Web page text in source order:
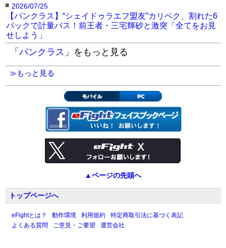
■ 2026/07/25
【パンクラス】“シェイドゥラエフ盟友”カリベク、割れた6
パックで計量パス！前王者・三宅輝砂と激突「全てをお見
せしよう」
「 パンクラス 」をもっと見る
≫もっと見る
モバイル PC
▲ページの先頭へ
トップページへ
eFightとは？ 動作環境 利用規約
特定商取引法に基づく表記
よくある質問
ご意見・ご要望 運営会社